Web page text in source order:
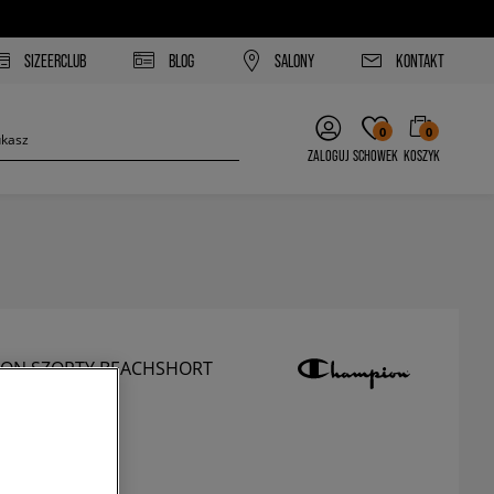
SIZEERCLUB BLOG SALONY KONTAKT
ZALOGUJ
0
SCHOWEK
0
KOSZYK
SZORTY BEACHSHORT